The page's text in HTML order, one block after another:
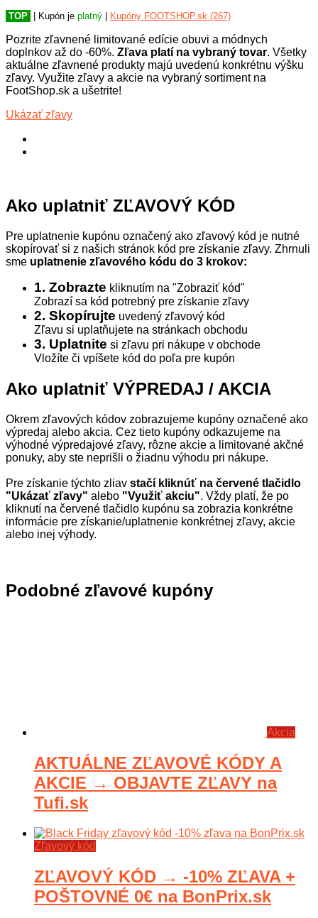
TOP | Kupón je platný | Kupóny FOOTSHOP.sk (267)
Pozrite zľavnené limitované edície obuvi a módnych
doplnkov až do -60%. Zľava platí na vybraný tovar. Všetky
aktuálne zľavnené produkty majú uvedenú konkrétnu výšku
zľavy. Využite zľavy a akcie na vybraný sortiment na
FootShop.sk a ušetrite!
Ukázať zľavy
Ako uplatniť ZĽAVOVÝ KÓD
Pre uplatnenie kupónu označený ako zľavový kód je nutné
skopírovať si z našich stránok kód pre získanie zľavy. Zhrnuli
sme uplatnenie zľavového kódu do 3 krokov:
1. Zobrazte kliknutím na "Zobraziť kód"
Zobrazí sa kód potrebný pre získanie zľavy
2. Skopírujte uvedený zľavový kód
Zľavu si uplatňujete na stránkach obchodu
3. Uplatnite si zľavu pri nákupe v obchode
Vložíte či vpíšete kód do poľa pre kupón
Ako uplatniť VÝPREDAJ / AKCIA
Okrem zľavových kódov zobrazujeme kupóny označené ako
výpredaj alebo akcia. Cez tieto kupóny odkazujeme na
výhodné výpredajové zľavy, rôzne akcie a limitované akčné
ponuky, aby ste neprišli o žiadnu výhodu pri nákupe.
Pre získanie týchto zliav stačí kliknúť na červené tlačidlo
"Ukázať zľavy" alebo "Využiť akciu". Vždy platí, že po
kliknutí na červené tlačidlo kupónu sa zobrazia konkrétne
informácie pre získanie/uplatnenie konkrétnej zľavy, akcie
alebo inej výhody.
Podobné zľavové kupóny
Akcia
AKTUÁLNE ZĽAVOVÉ KÓDY A
AKCIE → OBJAVTE ZĽAVY na
Tufi.sk
Zľavový kód
ZĽAVOVÝ KÓD → -10% ZĽAVA +
POŠTOVNÉ 0€ na BonPrix.sk